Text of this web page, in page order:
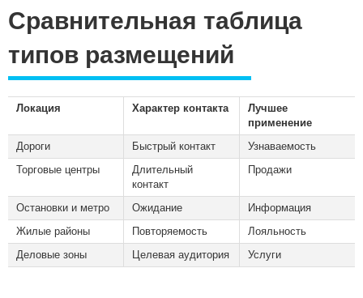
Сравнительная таблица
типов размещений
Локация Характер контакта
Лучшее
применение
Дороги
Быстрый контакт
Узнаваемость
Торговые центры
Длительный
контакт
Продажи
Остановки и метро Ожидание
Информация
Жилые районы
Повторяемость
Лояльность
Деловые зоны
Целевая аудитория Услуги